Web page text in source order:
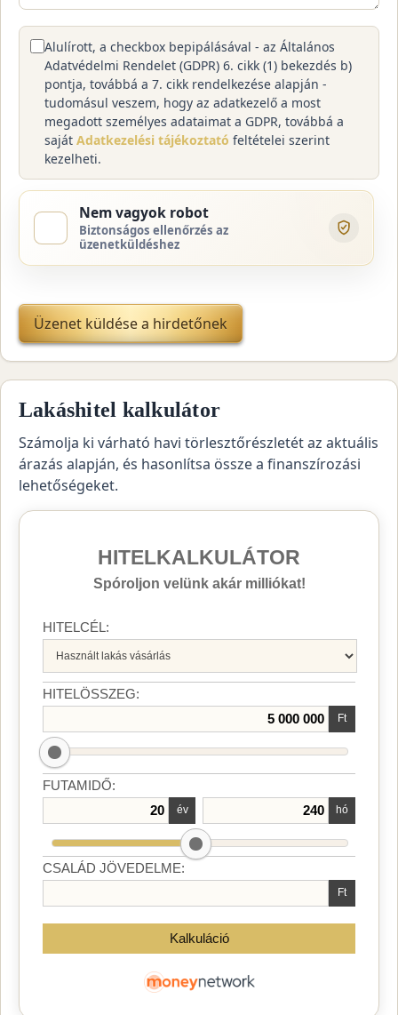
Alulírott, a checkbox bepipálásával - az Általános
Adatvédelmi Rendelet (GDPR) 6. cikk (1) bekezdés b)
pontja, továbbá a 7. cikk rendelkezése alapján -
tudomásul veszem, hogy az adatkezelő a most
megadott személyes adataimat a GDPR, továbbá a
saját Adatkezelési tájékoztató feltételei szerint
kezelheti.
Nem vagyok robot
Biztonságos ellenőrzés az
üzenetküldéshez
Üzenet küldése a hirdetőnek
Lakáshitel kalkulátor
Számolja ki várható havi törlesztőrészletét az aktuális
árazás alapján, és hasonlítsa össze a finanszírozási
lehetőségeket.